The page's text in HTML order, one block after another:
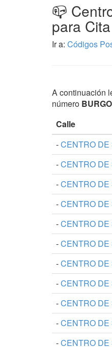
📪
para
Ir a: Códigos
A continuación
número
Calle
-CENTRO
-CENTRO
-CENTRO
-CENTRO DE
-CENTRO
-CENTRO DE
-CENTRO DE
-CENTRO
-CENTRO
-CENTRO DE
-CENTRO DE